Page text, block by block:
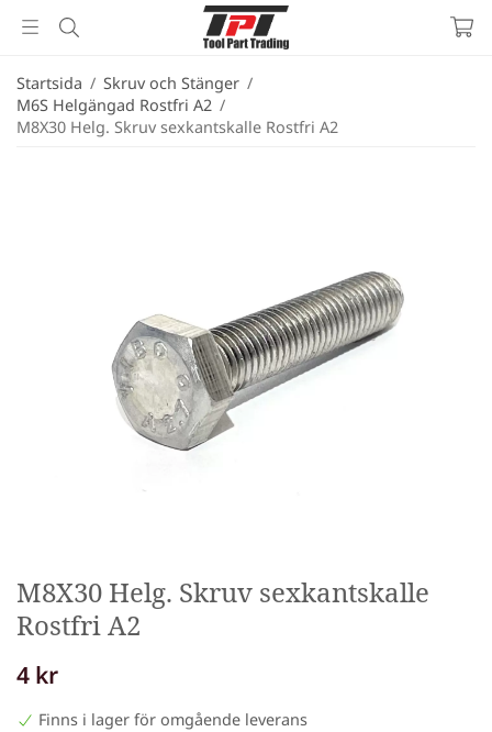
Startsida / Skruv och Stänger /
M6S Helgängad Rostfri A2 /
M8X30 Helg. Skruv sexkantskalle Rostfri A2
M8X30 Helg. Skruv sexkantskalle
Rostfri A2
4 kr
Finns i lager för omgående leverans